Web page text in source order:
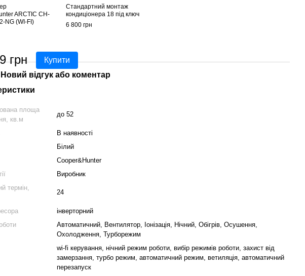
ARCTIC CH-
NG (WI-FI)
Стандартний монтаж
кондиціонера 18 під ключ
6 800 грн
грн
Купити
Новий відгук або коментар
площа
кв.м
до 52
В наявності
Білий
Cooper&Hunter
Виробник
термін,
24
інверторний
Автоматичний, Вентилятор, Іонізація, Нічний, Обігрів, Осушення,
Охолодження, Турборежим
wi-fi керування, нічний режим роботи, вибір режимів роботи, захист від
замерзання, турбо режим, автоматичний режим, ветиляція, автоматичний
перезапуск